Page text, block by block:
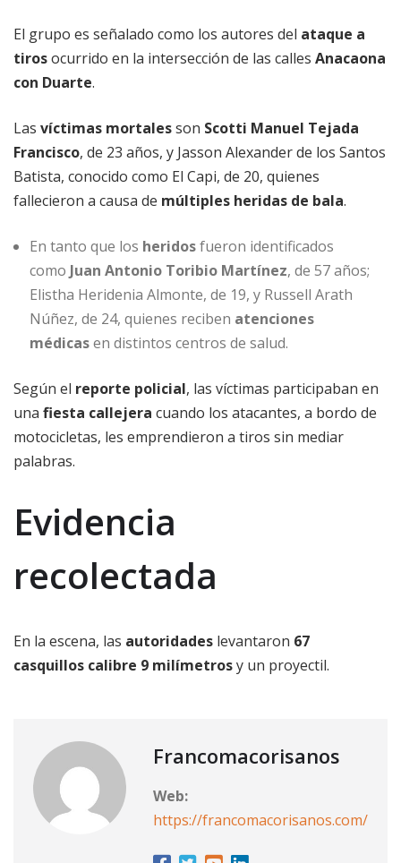
El grupo es señalado como los autores del ataque a
tirosocurrido en la intersección de las calles Anacaona
con Duarte.
Las víctimas mortalesson Scotti Manuel Tejada
Francisco, de 23 años, y Jasson Alexander de los Santos
Batista, conocido como El Capi, de 20, quienes
fallecieron a causa de múltiples heridas de bala.
En tanto que los heridosfueron identificados
como Juan Antonio Toribio Martínez, de 57 años;
Elistha Heridenia Almonte, de 19, y Russell Arath
Núñez, de 24, quienes reciben atenciones
médicasen distintos centros de salud.
Según el reporte policial, las víctimas participaban en
una fiesta callejera cuando los atacantes, a bordo de
motocicletas, les emprendieron a tiros sin mediar
palabras.
Evidencia
recolectada
En la escena, las autoridades levantaron 67
casquillos calibre 9 milímetrosy un proyectil.
Francomacorisanos
Web:
https://francomacorisanos.com/